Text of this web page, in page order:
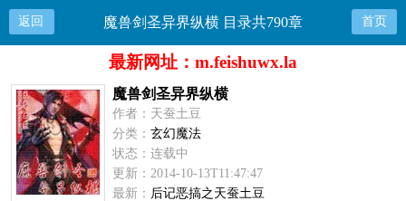
返回 魔兽剑圣异界纵横 目录共790章 首页
最新网址：m.feishuwx.la
魔兽剑圣异界纵横
作者：天蚕土豆
分类：玄幻魔法
状态：连载中
更新：2014-10-13T11:47:47
最新： 后记恶搞之天蚕土豆